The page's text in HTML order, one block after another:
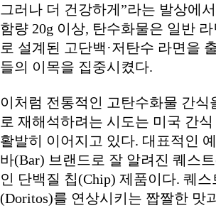
그러나 더 건강하게”라는 발상에
함량 20g 이상, 탄수화물은 일반
로 설계된 고단백·저탄수 라면을
들의 이목을 집중시켰다.
이처럼 전통적인 고탄수화물 간식
로 재해석하려는 시도는 미국 간
활발히 이어지고 있다. 대표적인
바(Bar) 브랜드로 잘 알려진 퀘스
인 단백질 칩(Chip) 제품이다. 퀘
(Doritos)를 연상시키는 짭짤한 맛